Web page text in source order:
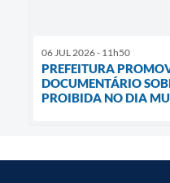
06 JUL 2026 - 11h50
PREFEITURA
DOCUMENTÁRIO
PROIBIDA NO DIA